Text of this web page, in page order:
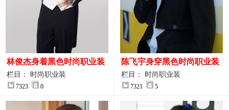
林俊杰身着黑色时尚职业装
制服图片
栏目： 时尚职业装
7323 0
陈飞宇身穿黑色时尚职业装
图片
栏目： 时尚职业装
7321 5